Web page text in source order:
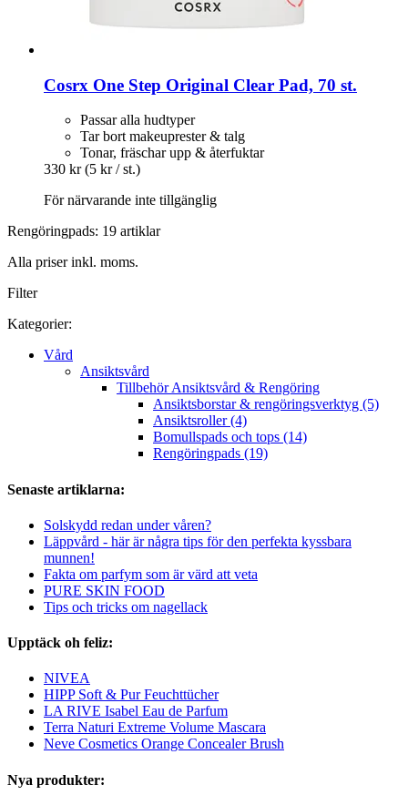
Cosrx One Step Original Clear Pad, 70 st.
Passar alla hudtyper
Tar bort makeuprester & talg
Tonar, fräschar upp & återfuktar
330 kr (5 kr / st.)
För närvarande inte tillgänglig
Rengöringpads: 19 artiklar
Alla priser inkl. moms.
Filter
Kategorier:
Vård
Ansiktsvård
Tillbehör Ansiktsvård & Rengöring
Ansiktsborstar & rengöringsverktyg (5)
Ansiktsroller (4)
Bomullspads och tops (14)
Rengöringpads (19)
Senaste artiklarna:
Solskydd redan under våren?
Läppvård - här är några tips för den perfekta kyssbara
munnen!
Fakta om parfym som är värd att veta
PURE SKIN FOOD
Tips och tricks om nagellack
Upptäck oh feliz:
NIVEA
HIPP Soft & Pur Feuchttücher
LA RIVE Isabel Eau de Parfum
Terra Naturi Extreme Volume Mascara
Neve Cosmetics Orange Concealer Brush
Nya produkter: